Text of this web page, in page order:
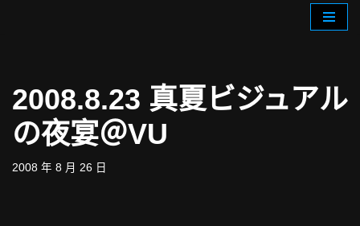
2008.8.23 真夏ビジュアル
の夜宴＠VU
2008 年 8 月 26 日